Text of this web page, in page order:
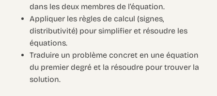
dans les deux membres de l’équation.
Appliquer les règles de calcul (signes,
distributivité) pour simplifier et résoudre les
équations.
Traduire un problème concret en une équation
du premier degré et la résoudre pour trouver la
solution.